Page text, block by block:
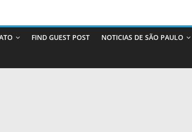
FIND GUEST POST NOTICIAS DE SÃO PAULO